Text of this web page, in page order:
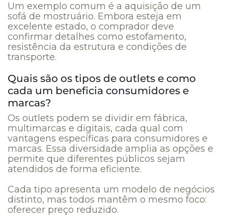
Um exemplo comum é a aquisição de um
sofá de mostruário. Embora esteja em
excelente estado, o comprador deve
confirmar detalhes como estofamento,
resistência da estrutura e condições de
transporte.
Quais são os tipos de outlets e como
cada um beneficia consumidores e
marcas?
Os outlets podem se dividir em fábrica,
multimarcas e digitais, cada qual com
vantagens específicas para consumidores e
marcas. Essa diversidade amplia as opções e
permite que diferentes públicos sejam
atendidos de forma eficiente.
Cada tipo apresenta um modelo de negócios
distinto, mas todos mantêm o mesmo foco:
oferecer preço reduzido.